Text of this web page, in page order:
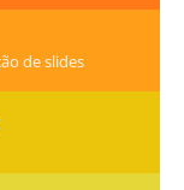
de slides